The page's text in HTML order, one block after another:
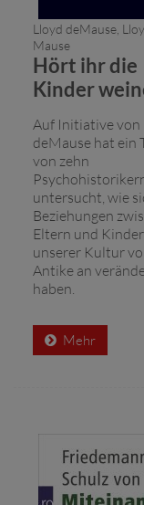
Lloyd deMause,
Mause
Hört ihr die
Kinder
Auf Initiative von
deMause hat ein
von zehn
untersucht, wie
Beziehungen
Eltern und
unserer Kultur
Antike an
haben.
Mehr